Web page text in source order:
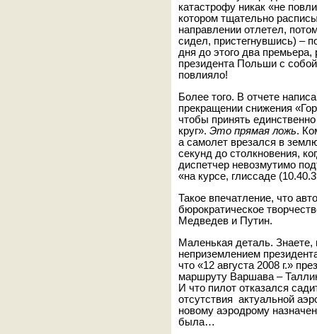
катастрофу никак «не
котором тщательно
направлении отлетел,
сидел, пристегнувшись) –
дня до этого два
президента Польши с
повлияло!
Более того. В отчете
прекращении снижения
чтобы принять
круг». Это прямая ложь.
а самолет врезался в
секунд до столкновения,
диспетчер невозмутимо
«на курсе, глиссаде
Такое впечатление, что
бюрократическое
Медведев и Путин.
Маленькая деталь. Знаете,
неприземлением
что «12 августа 2008 г.»
маршруту Варшава –
И что пилот отказался
отсутствия актуальной
новому аэродрому
была…